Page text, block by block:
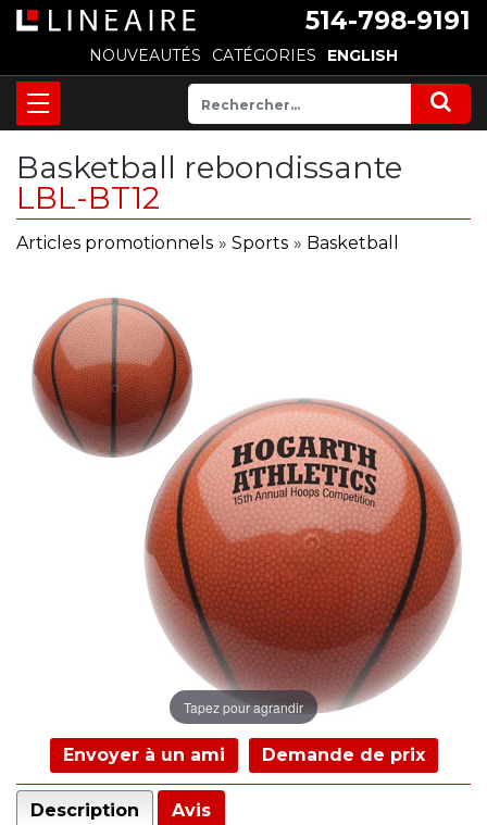
514-798-9191
NOUVEAUTÉS CATÉGORIES ENGLISH
Basketball rebondissante
LBL-BT12
Articles promotionnels » Sports » Basketball
Tapez pour agrandir
Envoyer à un ami Demande de prix
Description Avis